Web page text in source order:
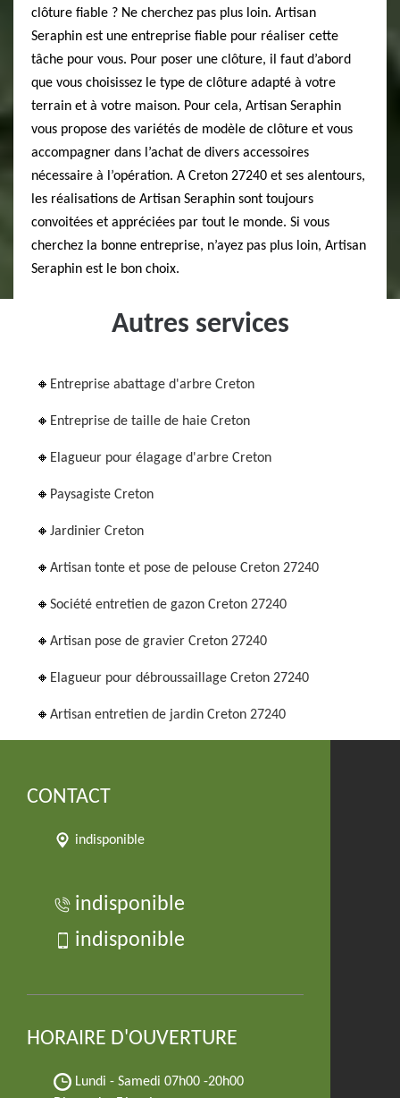
clôture fiable ? Ne cherchez pas plus loin. Artisan
Seraphin est une entreprise fiable pour réaliser cette
tâche pour vous. Pour poser une clôture, il faut d’abord
que vous choisissez le type de clôture adapté à votre
terrain et à votre maison. Pour cela, Artisan Seraphin
vous propose des variétés de modèle de clôture et vous
accompagner dans l’achat de divers accessoires
nécessaire à l’opération. A Creton 27240 et ses alentours,
les réalisations de Artisan Seraphin sont toujours
convoitées et appréciées par tout le monde. Si vous
cherchez la bonne entreprise, n’ayez pas plus loin, Artisan
Seraphin est le bon choix.
Autres services
Entreprise abattage d'arbre Creton
Entreprise de taille de haie Creton
Elagueur pour élagage d'arbre Creton
Paysagiste Creton
Jardinier Creton
Artisan tonte et pose de pelouse Creton 27240
Société entretien de gazon Creton 27240
Artisan pose de gravier Creton 27240
Elagueur pour débroussaillage Creton 27240
Artisan entretien de jardin Creton 27240
CONTACT
indisponible
indisponible
indisponible
HORAIRE D'OUVERTURE
Lundi - Samedi 07h00 -20h00